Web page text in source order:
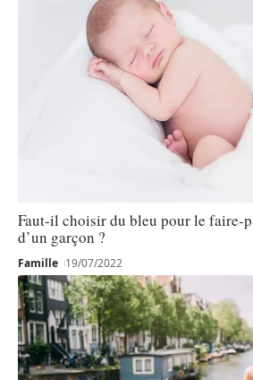
Faut-il choisir du bleu pour le faire-
d’un garçon ?
Famille 19/07/2022